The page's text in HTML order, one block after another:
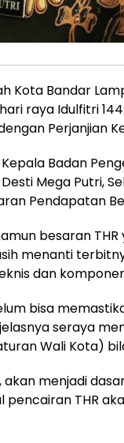
Kota Bandar
raya Idulfitri
Perjanjian
Badan
Mega Putri,
Pendapatan
besaran
menanti
dan
bisa
seraya
Wali Kota)
menjadi
pencairan THR